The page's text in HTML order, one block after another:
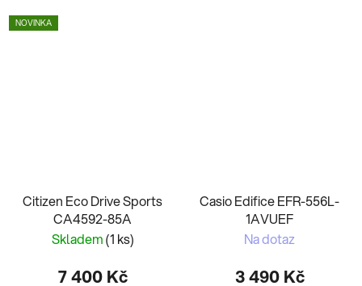
NOVINKA
Citizen Eco Drive Sports
CA4592-85A
Skladem(1 ks)
7 400 Kč
Casio Edifice EFR-556L-
1AVUEF
Na dotaz
3 490 Kč